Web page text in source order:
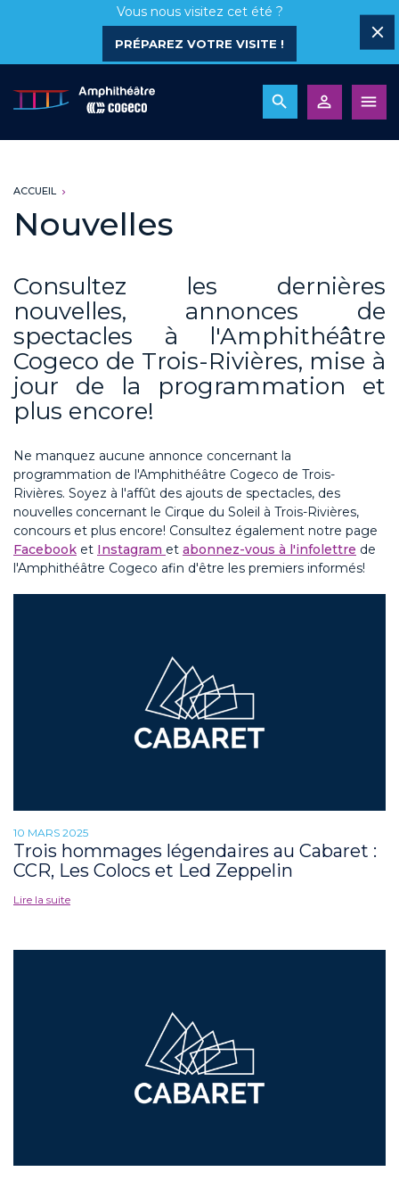
Vous nous visitez cet été ?
PRÉPAREZ VOTRE VISITE !
ACCUEIL
Nouvelles
Consultez les dernières
nouvelles, annonces de
spectacles à l'Amphithéâtre
Cogeco de Trois-Rivières, mise à
jour de la programmation et
plus encore!
Ne manquez aucune annonce concernant la
programmation de l'Amphithéâtre Cogeco de Trois-
Rivières. Soyez à l'affût des ajouts de spectacles, des
nouvelles concernant le Cirque du Soleil à Trois-Rivières,
concours et plus encore! Consultez également notre page
Facebook et Instagram et abonnez-vous à l'infolettre de
l'Amphithéâtre Cogeco afin d'être les premiers informés!
10 MARS 2025
Trois hommages légendaires au Cabaret :
CCR, Les Colocs et Led Zeppelin
Lire la suite